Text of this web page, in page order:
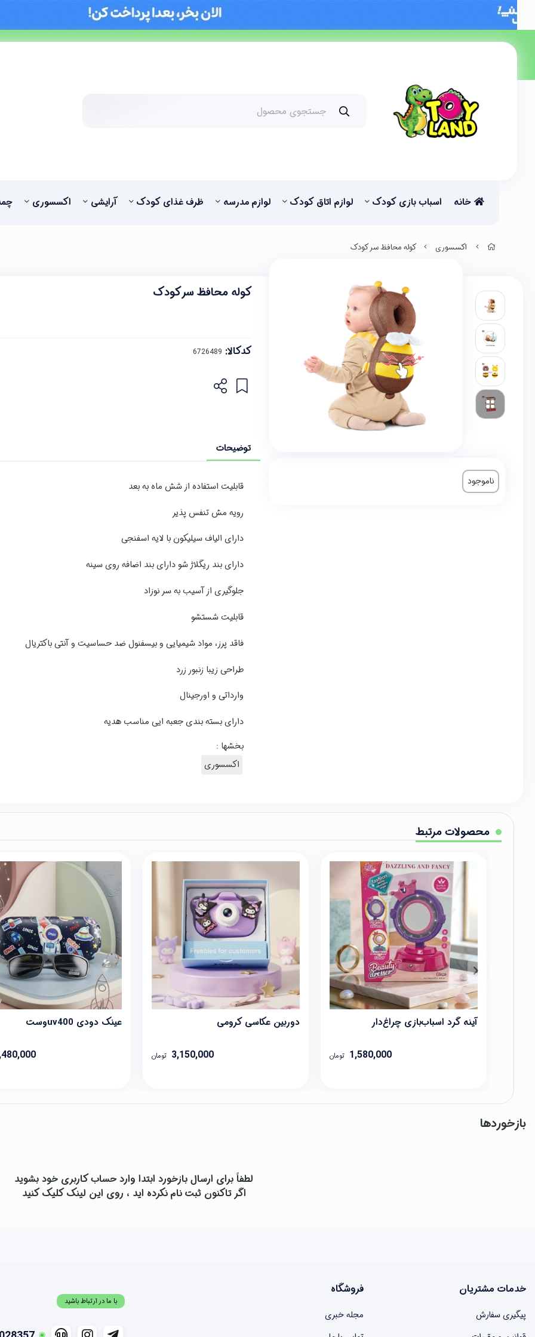
خانه اسباب بازی کودک لوازم اتاق کودک لوازم مدرسه ظرف غذای کودک آرایشی اکسسوری
اکسسوری کوله محافظ سر کودک
ناموجود
کوله محافظ سر کودک
کدکالا:
توضیحات
قابلیت استفاده از شش ماه به بعد
رویه مش تنفس پذیر
دارای الیاف سیلیکون با لایه اسفنجی
دارای بند ریگلاژ شو دارای بند اضافه روی سینه
جلوگیری از آسیب به سر نوزاد
قابلیت شستشو
فاقد پرز، مواد شیمیایی و بیسفنول ضد حساسیت و آنتی باکتریال
طراحی زیبا زنبور زرد
وارداتی و اورجینال
دارای بسته بندی جعبه ایی مناسب هدیه
بخشها :
اکسسوری
محصولات مرتبط
آینه گرد اسباب‌بازی چراغ‌دار
1,580,000 تومان
دوربین عکاسی کرومی
3,150,000 تومان
عینک دودی uv400وست
بازخوردها
لطفاً برای ارسال بازخورد ابتدا وارد حساب کاربری خود بشوید
اگر تاکنون ثبت نام نکرده اید ، روی این لینککلیک کنید
خدمات مشتریان
پیگیری سفارش
فروشگاه
مجله خبری
با ما در ارتباط باشید